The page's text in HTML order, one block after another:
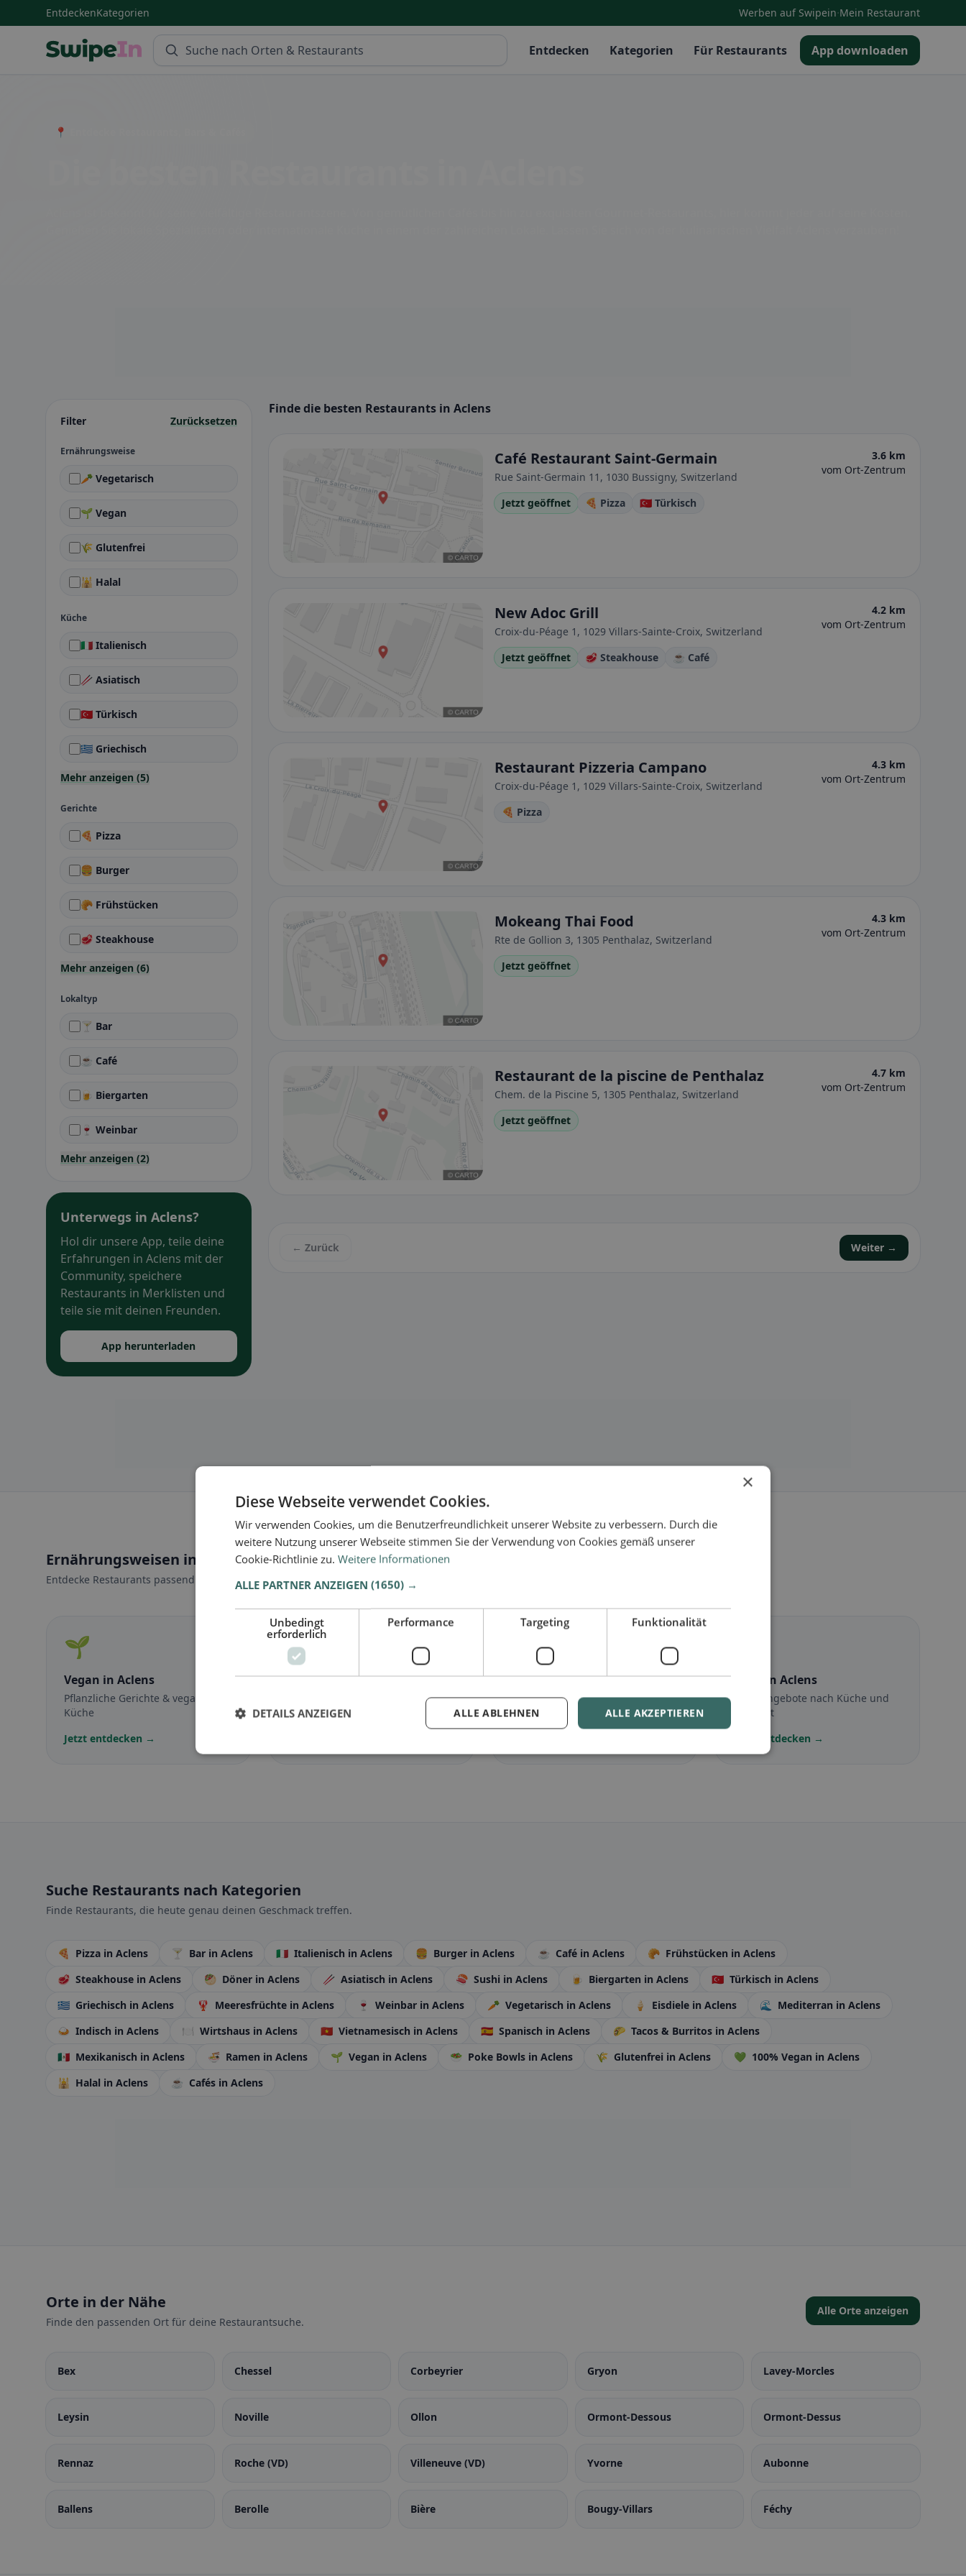
EntdeckenKategorien Werben auf Swipein·Mein Restaurant
Entdecken Kategorien Für Restaurants App downloaden
📍 Entdecke Restaurants, Bars & Cafés
Filter Zurücksetzen
Ernährungsweise
🥕 Vegetarisch
🌱 Vegan
🌾 Glutenfrei
🕌 Halal
Küche
🇮🇹 Italienisch
🥢 Asiatisch
🇹🇷 Türkisch
🇬🇷 Griechisch
Mehr anzeigen (5)
Gerichte
🍕 Pizza
🍔 Burger
🥐 Frühstücken
🥩 Steakhouse
Mehr anzeigen (6)
Lokaltyp
🍸 Bar
☕ Café
🍺 Biergarten
🍷 Weinbar
Mehr anzeigen (2)
Unterwegs in Aclens?
Hol dir unsere App, teile deine
Erfahrungen in Aclens mit der
Community, speichere
Restaurants in Merklisten und
teile sie mit deinen Freunden.
App herunterladen
Finde die besten Restaurants in Aclens
Café Restaurant Saint-Germain
Rue Saint-Germain 11, 1030 Bussigny, Switzerland
3.6 km
vom Ort-Zentrum
Jetzt geöffnet 🍕 Pizza 🇹🇷 Türkisch
New Adoc Grill
Croix-du-Péage 1, 1029 Villars-Sainte-Croix, Switzerland
4.2 km
vom Ort-Zentrum
Jetzt geöffnet 🥩 Steakhouse ☕ Café
Restaurant Pizzeria Campano
Croix-du-Péage 1, 1029 Villars-Sainte-Croix, Switzerland
4.3 km
vom Ort-Zentrum
🍕 Pizza
Mokeang Thai Food
Rte de Gollion 3, 1305 Penthalaz, Switzerland
4.3 km
vom Ort-Zentrum
Jetzt geöffnet
Restaurant de la piscine de Penthalaz
Chem. de la Piscine 5, 1305 Penthalaz, Switzerland
4.7 km
vom Ort-Zentrum
Jetzt geöffnet
← Zurück Weiter →
Ernährungsweisen in Aclens
Entdecke Restaurants passend zu deiner Ernährungsweise.
🌱
Vegan in Aclens
Pflanzliche Gerichte & vegane
Küche
Jetzt entdecken →
🥕
Vegetarischin Aclens
vegetarische Klassiker
Glutenfreiin Aclens
Glutenfreie Optionen &
Community-Tipps
in Aclens
Halal-Angebote nach Küche und
Standort
Jetzt entdecken →
Suche Restaurants nach Kategorien
Finde Restaurants, die heute genau deinen Geschmack treffen.
🍕 Pizza in Aclens 🍸 Bar in Aclens 🇮🇹 Italienisch in Aclens 🍔 Burger in Aclens ☕ Café in Aclens 🥐 Frühstücken in Aclens
🥩 Steakhouse in Aclens 🥙 Döner in Aclens 🥢 Asiatisch in Aclens 🍣 Sushi in Aclens 🍺 Biergarten in Aclens 🇹🇷 Türkisch in Aclens
🇬🇷 Griechisch in Aclens 🦞 Meeresfrüchte in Aclens 🍷 Weinbar in Aclens 🥕 Vegetarisch in Aclens 🍦 Eisdiele in Aclens 🌊 Mediterran in Aclens
🍛 Indisch in Aclens 🍽️ Wirtshaus in Aclens 🇻🇳 Vietnamesisch in Aclens 🇪🇸 Spanisch in Aclens 🌮 Tacos & Burritos in Aclens
🇲🇽 Mexikanisch in Aclens 🍜 Ramen in Aclens 🌱 Vegan in Aclens 🥗 Poke Bowls in Aclens 🌾 Glutenfrei in Aclens 💚 100% Vegan in Aclens
🕌 Halal in Aclens ☕ Cafés in Aclens
Orte in der Nähe
Finde den passenden Ort für deine Restaurantsuche.
Alle Orte anzeigen
Bex Chessel Corbeyrier Gryon Lavey-Morcles
Leysin Noville Ollon Ormont-Dessous Ormont-Dessus
Rennaz Roche (VD) Villeneuve (VD) Yvorne Aubonne
Ballens Berolle Bière Bougy-Villars Féchy
×
Diese Webseite verwendet Cookies.
Wir verwenden Cookies, um die Benutzerfreundlichkeit unserer Website zu verbessern. Durch die
weitere Nutzung unserer Webseite stimmen Sie der Verwendung von Cookies gemäß unserer
Cookie-Richtlinie zu. Weitere Informationen
ALLE PARTNER ANZEIGEN (1650) →
Unbedingt
erforderlich
Performance Targeting Funktionalität
ALLE AKZEPTIEREN
ALLE ABLEHNEN
DETAILS ANZEIGEN